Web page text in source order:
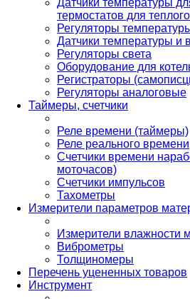
термостатов для
Регуляторы
Датчики температуры и
Регуляторы света
Оборудование для
Регистраторы
Регуляторы аналоговые
Таймеры, счетчики
Реле времени (таймеры)
Реле реального времени
Счетчики времени
моточасов)
Счетчики импульсов
Тахометры
Измерители параметров
Измерители влажности
Виброметры
Толщиномеры
Перечень уцененных товаров
Инструмент